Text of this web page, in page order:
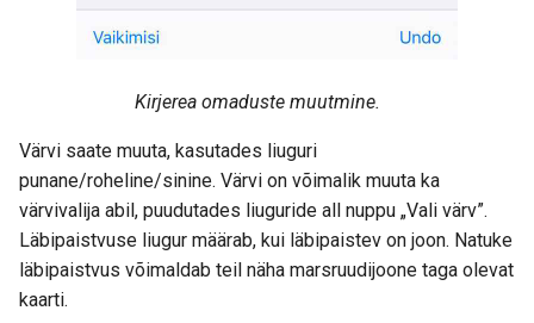
Kirjerea omaduste muutmine.
Värvi saate muuta, kasutades liuguri
punane/roheline/sinine. Värvi on võimalik muuta ka
värvivalija abil, puudutades liuguride all nuppu „Vali värv”.
Läbipaistvuse liugur määrab, kui läbipaistev on joon. Natuke
läbipaistvus võimaldab teil näha marsruudijoone taga olevat
kaarti.